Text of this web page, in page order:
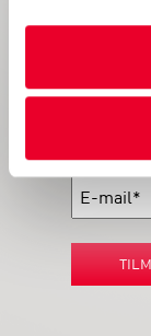
vores
Tilmeld dig